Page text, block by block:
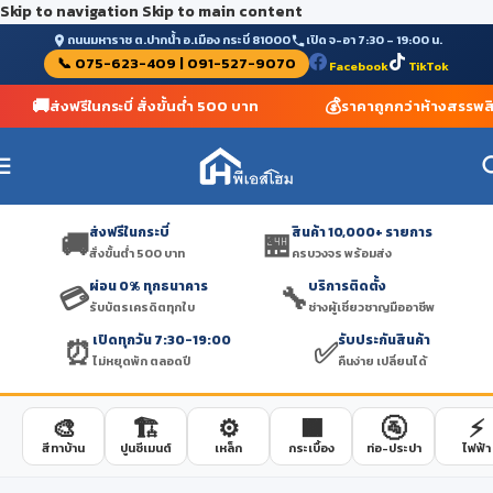
Skip to navigation Skip to main content
ถนนมหาราช ต.ปากน้ำ อ.เมือง กระบี่ 81000 เปิด จ-อา 7:30 – 19:00 น.
📞 075-623-409 | 091-527-9070 Facebook TikTok
🚚ส่งฟรีในกระบี่ สั่งขั้นต่ำ 500 บาท 💰ราคาถูกกว่าห้างสรรพ
🚚ส่งฟรีในกระบี่
สั่งขั้นต่ำ 500 บาท 🏪สินค้า 10,000+ รายการ
ครบวงจร พร้อมส่ง
💳ผ่อน 0% ทุกธนาคาร
รับบัตรเครดิตทุกใบ 🔧บริการติดตั้ง
ช่างผู้เชี่ยวชาญมืออาชีพ
⏰ เปิดทุกวัน 7:30-19:00
ไม่หยุดพัก ตลอดปี ✅รับประกันสินค้า
คืนง่าย เปลี่ยนได้
🎨
สีทาบ้าน
🏗️
ปูนซีเมนต์
⚙️
เหล็ก
🟫
กระเบื้อง
🚰
ท่อ-ประปา
⚡
ไฟฟ้า